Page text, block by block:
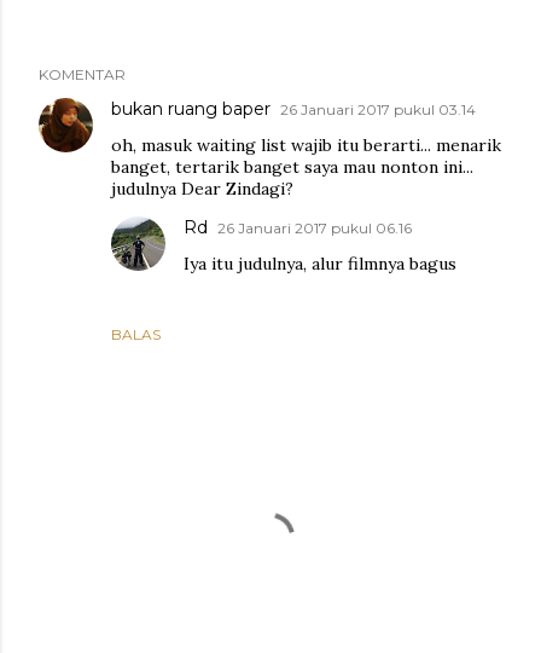
KOMENTAR
bukan ruang baper 26 Januari 2017 pukul 03.14
oh, masuk waiting list wajib itu berarti... menarik
banget, tertarik banget saya mau nonton ini...
judulnya Dear Zindagi?
BALAS
Rd 26 Januari 2017 pukul 06.16
Iya itu judulnya, alur filmnya bagus